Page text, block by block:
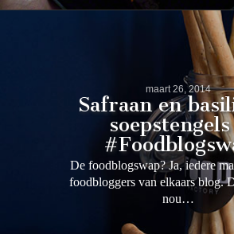
maart 26, 2014
Safraan en
De foodblogswap? Ja, iedere
foodbloggers van elkaars blog.
nou…